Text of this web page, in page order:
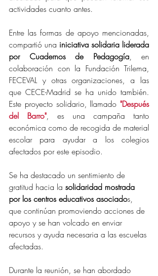
actividades cuanto antes.
Entre las formas de apoyo mencionadas,
compartió una iniciativa solidaria liderada
por Cuadernos de Pedagogía, en
colaboración con la Fundación Trilema,
FECEVAL y otras organizaciones, a las
que CECE-Madrid se ha unido también.
Este proyecto solidario, llamado "Después
del Barro", es una campaña tanto
económica como de recogida de material
escolar para ayudar a los colegios
afectados por este episodio.
Se ha destacado un sentimiento de
gratitud hacia la solidaridad mostrada
por los centros educativos asociados,
que continúan promoviendo acciones de
apoyo y se han volcado en enviar
recursos y ayuda necesaria a las escuelas
afectadas.
Durante la reunión, se han abordado